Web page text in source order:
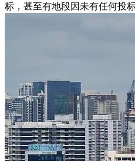
标，甚至有地段因未有任何投